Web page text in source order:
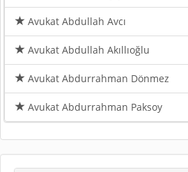
Avukat Abdullah Avcı
Avukat Abdullah Akıllıoğlu
Avukat Abdurrahman Dönmez
Avukat Abdurrahman Paksoy